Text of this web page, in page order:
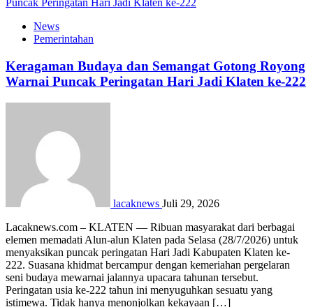
News
Pemerintahan
Keragaman Budaya dan Semangat Gotong Royong
Warnai Puncak Peringatan Hari Jadi Klaten ke-222
lacaknews Juli 29, 2026
Lacaknews.com – KLATEN — Ribuan masyarakat dari berbagai
elemen memadati Alun-alun Klaten pada Selasa (28/7/2026) untuk
menyaksikan puncak peringatan Hari Jadi Kabupaten Klaten ke-
222. Suasana khidmat bercampur dengan kemeriahan pergelaran
seni budaya mewarnai jalannya upacara tahunan tersebut.
Peringatan usia ke-222 tahun ini menyuguhkan sesuatu yang
istimewa. Tidak hanya menonjolkan kekayaan […]